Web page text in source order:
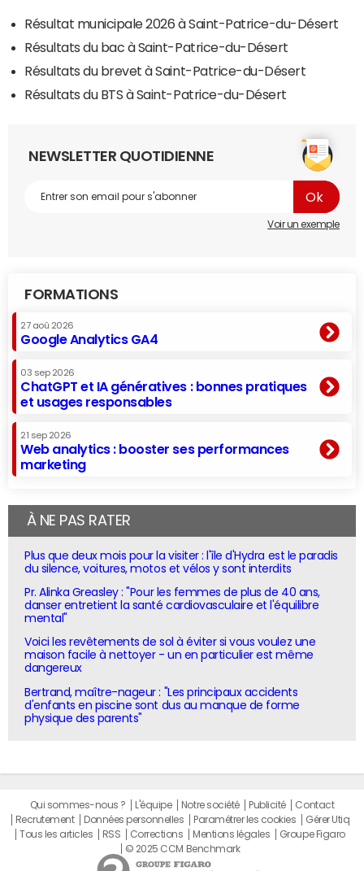
Résultat municipale 2026 à Saint-Patrice-du-Désert
Résultats du bac à Saint-Patrice-du-Désert
Résultats du brevet à Saint-Patrice-du-Désert
Résultats du BTS à Saint-Patrice-du-Désert
NEWSLETTER QUOTIDIENNE
Voir un exemple
FORMATIONS
27 aoû 2026
Google Analytics GA4
03 sep 2026
ChatGPT et IA génératives : bonnes pratiques
et usages responsables
21 sep 2026
Web analytics : booster ses performances
marketing
À NE PAS RATER
Plus que deux mois pour la visiter : l'île d'Hydra est le paradis
du silence, voitures, motos et vélos y sont interdits
Pr. Alinka Greasley : "Pour les femmes de plus de 40 ans,
danser entretient la santé cardiovasculaire et l'équilibre
mental"
Voici les revêtements de sol à éviter si vous voulez une
maison facile à nettoyer - un en particulier est même
dangereux
Bertrand, maître-nageur : "Les principaux accidents
d'enfants en piscine sont dus au manque de forme
physique des parents"
Qui sommes-nous ? L'équipe Notre société Publicité
Contact
Recrutement
Données personnelles Paramétrer les cookies
Gérer Utiq
Tous les articles
RSS Corrections Mentions légales
Groupe Figaro
© 2025 CCM Benchmark